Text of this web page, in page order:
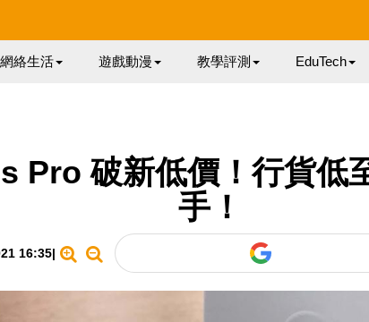
網絡生活 遊戲動漫 教學評測 EduTech
Pro 破新低價！行貨低
手！
16:35|